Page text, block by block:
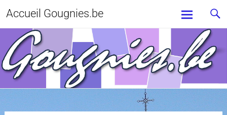
Accueil Gougnies.be